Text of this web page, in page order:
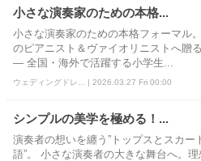
小さな演奏家のための本格...
小さな演奏家のための本格フォーマル
のピアニスト＆ヴァイオリニストへ贈
— 全国・海外で活躍する小学生...
ウェディングドレ... | 2026.03.27 Fri 00:00
シンプルの美学を極める！...
演奏者の想いを纏う”トップスとスカー
語”。 小さな演奏者の大きな舞台へ。